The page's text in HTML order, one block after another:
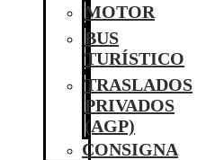
MOTOR
BUS
TURÍSTICO
TRASLADOS
PRIVADOS
(AGP)
CONSIGNA